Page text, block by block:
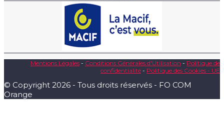
Mentions Légales - Conditions Générales d'Utilisation - Politique de
confidentialité - Politique des Cookies - UE
© Copyright 2026 - Tous droits réservés - FO COM
Orange